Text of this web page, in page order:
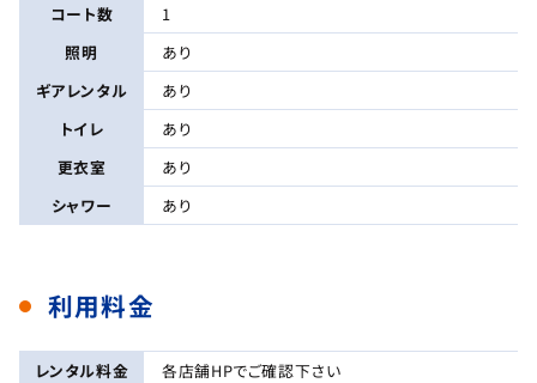
コート数
1
照明
あり
ギアレンタル
あり
トイレ
あり
更衣室
あり
シャワー
あり
利用料金
レンタル料金
各店舗HPでご確認下さい